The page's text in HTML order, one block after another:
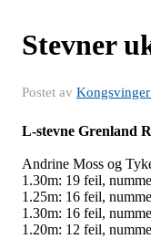
Stevner
Postet av
L-stevne Grenland
Andrine Moss og
1.30m: 19 feil,
1.25m: 16 feil,
1.30m: 16 feil,
1.20m: 12 feil,